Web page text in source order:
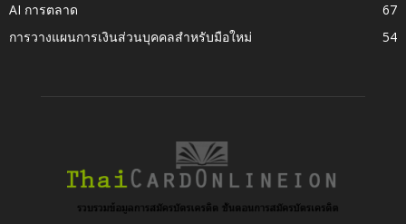
AI การตลาด
67
การวางแผนการเงินส่วนบุคคลสำหรับมือใหม่
54